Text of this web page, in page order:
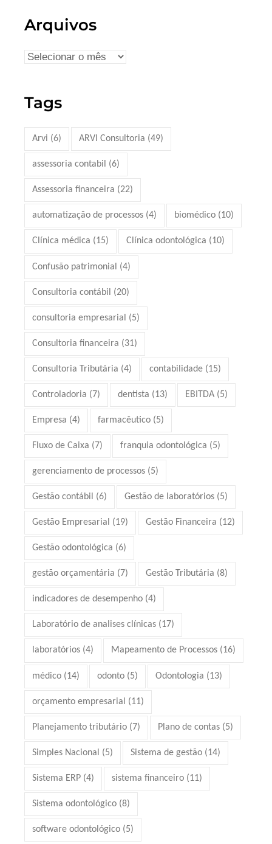
Arquivos
Tags
Arvi (6) ARVI Consultoria (49)
assessoria contabil (6)
Assessoria financeira (22)
automatização de processos (4) biomédico (10)
Clínica médica (15) Clínica odontológica (10)
Confusão patrimonial (4)
Consultoria contábil (20)
consultoria empresarial (5)
Consultoria financeira (31)
Consultoria Tributária (4) contabilidade (15)
Controladoria (7) dentista (13) EBITDA (5)
Empresa (4) farmacêutico (5)
Fluxo de Caixa (7) franquia odontológica (5)
gerenciamento de processos (5)
Gestão contábil (6) Gestão de laboratórios (5)
Gestão Empresarial (19) Gestão Financeira (12)
Gestão odontológica (6)
gestão orçamentária (7) Gestão Tributária (8)
indicadores de desempenho (4)
Laboratório de analises clínicas (17)
laboratórios (4) Mapeamento de Processos (16)
médico (14) odonto (5) Odontologia (13)
orçamento empresarial (11)
Planejamento tributário (7) Plano de contas (5)
Simples Nacional (5) Sistema de gestão (14)
Sistema ERP (4) sistema financeiro (11)
Sistema odontológico (8)
software odontológico (5)